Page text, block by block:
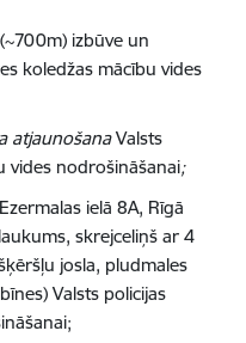
izbūve un
koledžas mācību vides
atjaunošanaValsts
vides nodrošināšanai;
ielā 8A, Rīgā
skrejceliņš ar 4
josla, pludmales
Valsts policijas